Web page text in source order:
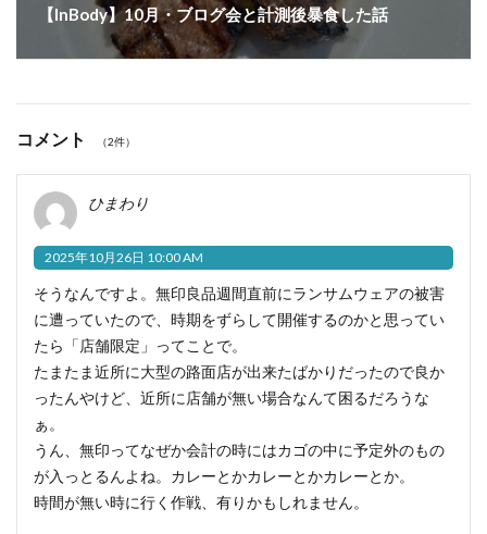
【InBody】10月・ブログ会と計測後暴食した話
コメント （2件）
ひまわり
2025年10月26日 10:00 AM
そうなんですよ。無印良品週間直前にランサムウェアの被害
に遭っていたので、時期をずらして開催するのかと思ってい
たら「店舗限定」ってことで。
たまたま近所に大型の路面店が出来たばかりだったので良か
ったんやけど、近所に店舗が無い場合なんて困るだろうな
ぁ。
うん、無印ってなぜか会計の時にはカゴの中に予定外のもの
が入っとるんよね。カレーとかカレーとかカレーとか。
時間が無い時に行く作戦、有りかもしれません。